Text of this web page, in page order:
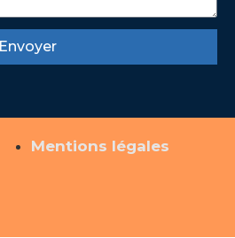
Envoyer
Mentions légales